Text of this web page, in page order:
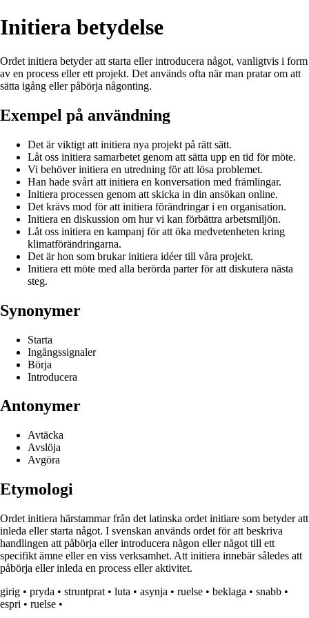
Initiera betydelse
Ordet initiera betyder att starta eller introducera något, vanligtvis i form
av en process eller ett projekt. Det används ofta när man pratar om att
sätta igång eller påbörja någonting.
Exempel på användning
Det är viktigt att initiera nya projekt på rätt sätt.
Låt oss initiera samarbetet genom att sätta upp en tid för möte.
Vi behöver initiera en utredning för att lösa problemet.
Han hade svårt att initiera en konversation med främlingar.
Initiera processen genom att skicka in din ansökan online.
Det krävs mod för att initiera förändringar i en organisation.
Initiera en diskussion om hur vi kan förbättra arbetsmiljön.
Låt oss initiera en kampanj för att öka medvetenheten kring
klimatförändringarna.
Det är hon som brukar initiera idéer till våra projekt.
Initiera ett möte med alla berörda parter för att diskutera nästa
steg.
Synonymer
Starta
Ingångssignaler
Börja
Introducera
Antonymer
Avtäcka
Avslöja
Avgöra
Etymologi
Ordet initiera härstammar från det latinska ordet initiare som betyder att
inleda eller starta något. I svenskan används ordet för att beskriva
handlingen att påbörja eller introducera någon eller något till ett
specifikt ämne eller en viss verksamhet. Att initiera innebär således att
påbörja eller inleda en process eller aktivitet.
girig • pryda • struntprat • luta • asynja • ruelse • beklaga • snabb •
espri • ruelse •